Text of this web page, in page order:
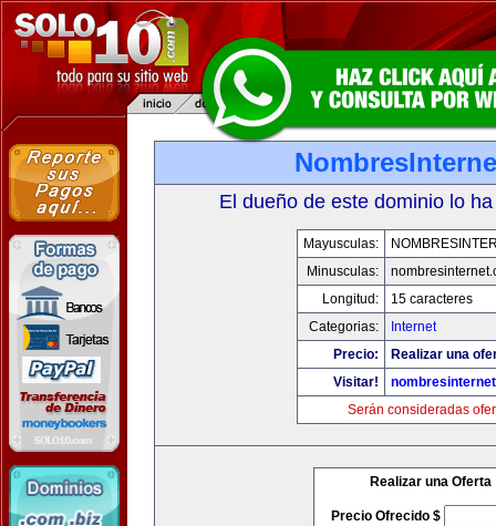
El dueño de este dominio lo
Mayusculas:
Minusculas:
Longitud:
15 caracteres
Categorias:
Internet
Precio:
Realizar una
Visitar!
Serán consideradas
Realizar una Oferta
Precio Ofrecido $